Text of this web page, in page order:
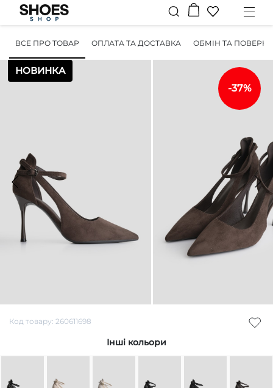
ВСЕ ПРО ТОВАР ОПЛАТА ТА ДОСТАВКА ОБМІН ТА
НОВИНКА
-37%
Код товару: 260611698
Інші кольори